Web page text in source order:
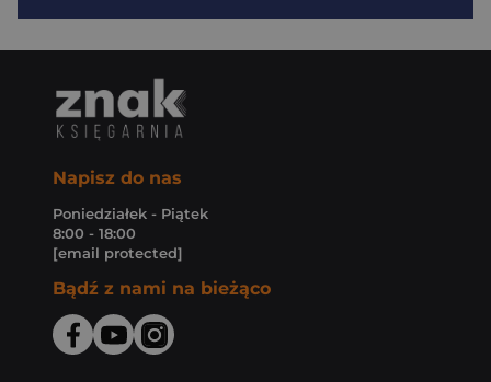
Napisz do nas
Poniedziałek - Piątek
8:00 - 18:00
[email protected]
Bądź z nami na bieżąco